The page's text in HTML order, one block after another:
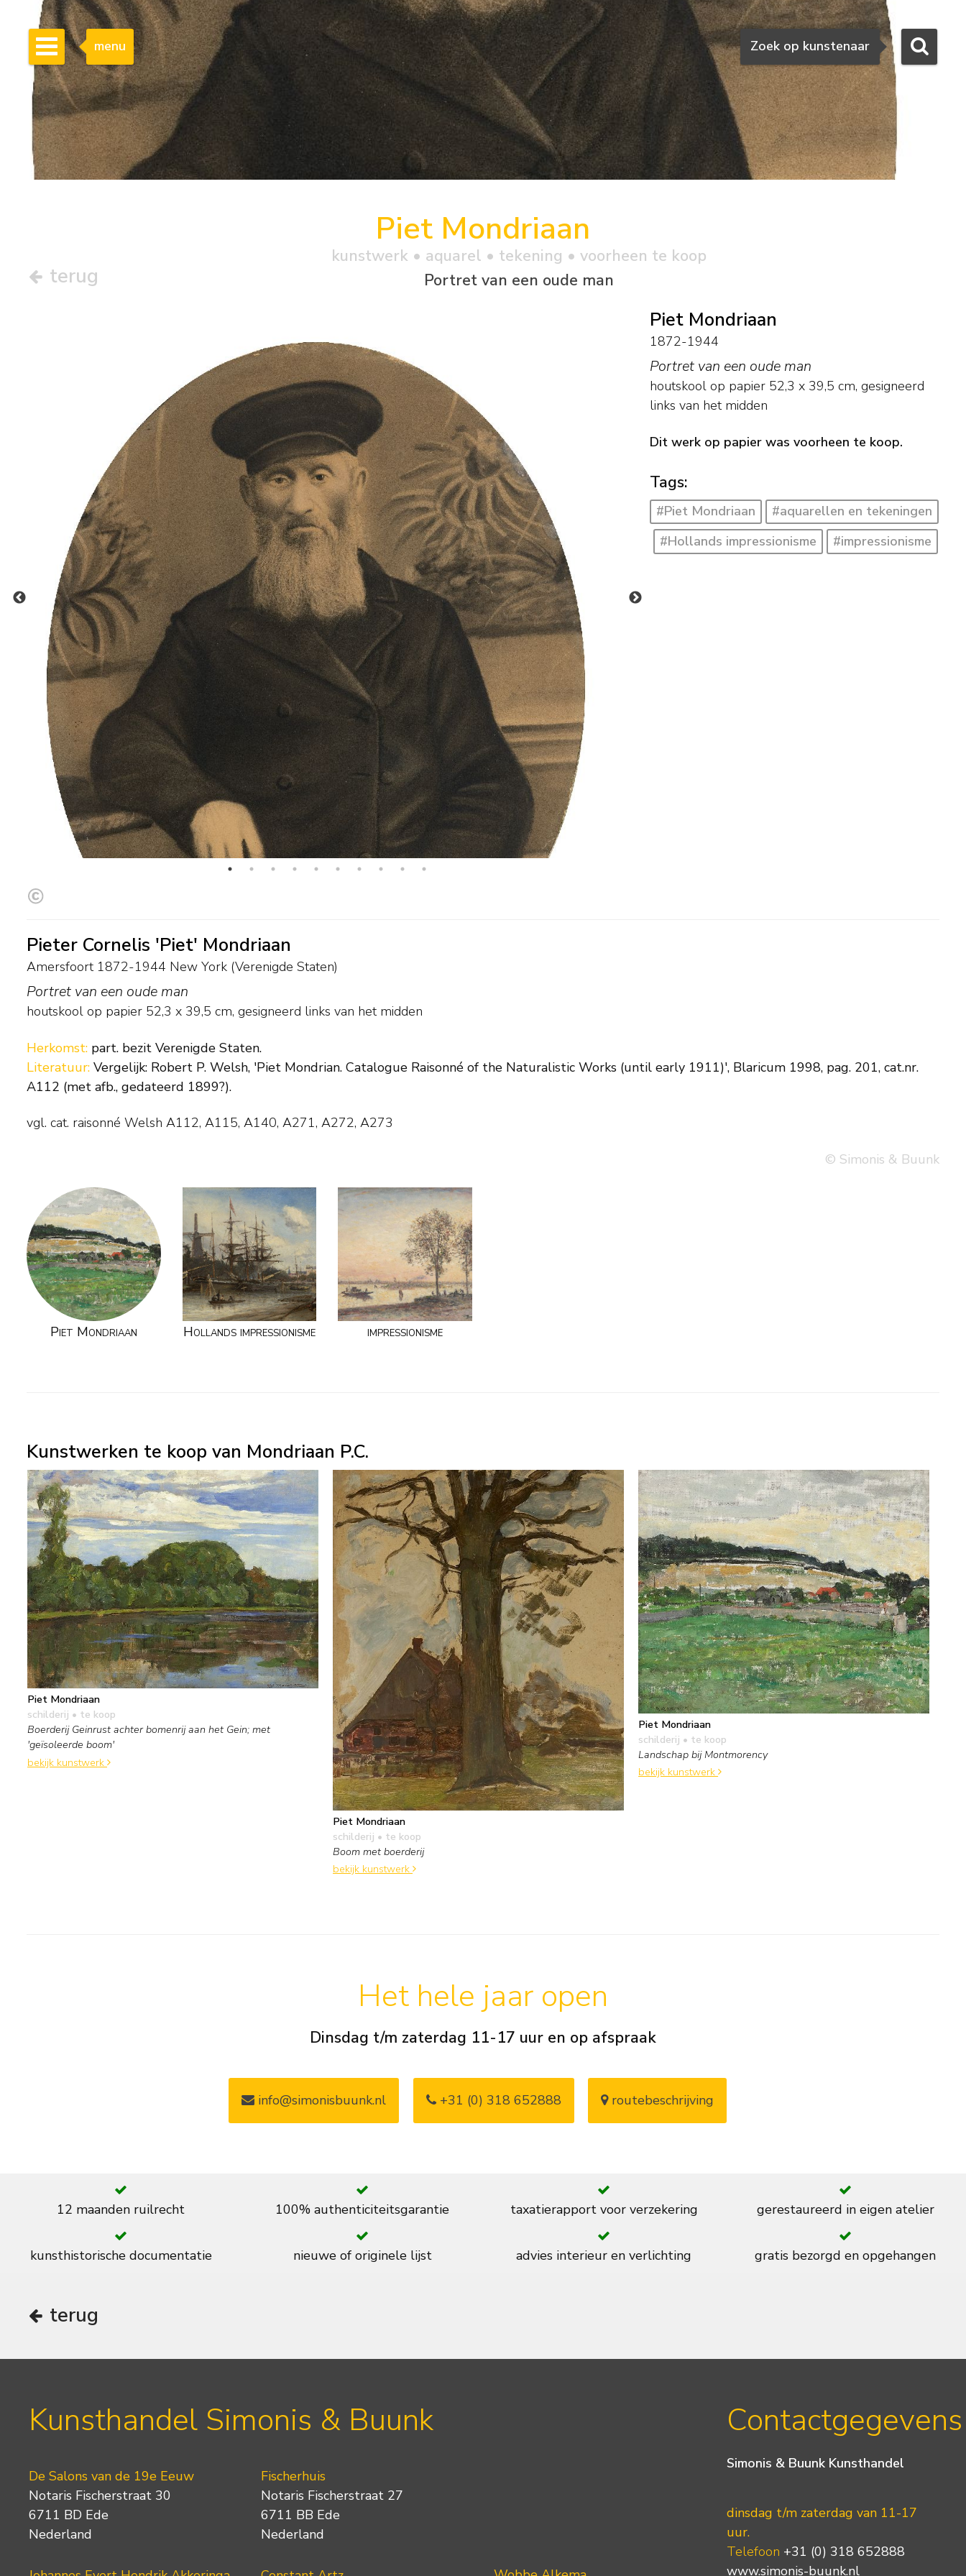
Zoeken
Zoek op kunstenaar
menu
terug
Piet Mondriaan
kunstwerk • aquarel • tekening • voorheen te koop
Portret van een oude man
Piet Mondriaan
1872-1944
Portret van een oude man
houtskool op papier 52,3 x 39,5 cm, gesigneerd
links van het midden
Dit werk op papier was voorheen te koop.
Tags:
#Piet Mondriaan
#aquarellen en tekeningen
#Hollands impressionisme
#impressionisme
Pieter Cornelis 'Piet' Mondriaan
Amersfoort 1872-1944 New York (Verenigde Staten)
Portret van een oude man
houtskool op papier 52,3 x 39,5 cm, gesigneerd links van het midden
Herkomst: part. bezit Verenigde Staten.
Literatuur: Vergelijk: Robert P. Welsh, 'Piet Mondrian. Catalogue Raisonné of the Naturalistic Works (until early 1911)', Blaricum 1998, pag. 201, cat.nr.
A112 (met afb., gedateerd 1899?).
vgl. cat. raisonné Welsh A112, A115, A140, A271, A272, A273
© Simonis & Buunk
Piet Mondriaan Hollands impressionisme impressionisme
Kunstwerken te koop van Mondriaan P.C.
Piet Mondriaan
schilderij • te koop
Boerderij Geinrust achter bomenrij aan het Gein; met
'geïsoleerde boom'
bekijk kunstwerk
Piet Mondriaan
schilderij • te koop
Boom met boerderij
bekijk kunstwerk
Piet Mondriaan
schilderij • te koop
Landschap bij Montmorency
bekijk kunstwerk
Het hele jaar open
Dinsdag t/m zaterdag 11-17 uur en op afspraak
info@simonisbuunk.nl +31 (0) 318 652888 routebeschrijving
12 maanden ruilrecht 100% authenticiteitsgarantie taxatierapport voor verzekering gerestaureerd in eigen atelier
kunsthistorische documentatie nieuwe of originele lijst advies interieur en verlichting gratis bezorgd en opgehangen
terug
Kunsthandel Simonis & Buunk
De Salons van de 19e Eeuw
Notaris Fischerstraat 30
6711 BD Ede
Nederland
Fischerhuis
Notaris Fischerstraat 27
6711 BB Ede
Nederland
Contactgegevens
Simonis & Buunk Kunsthandel
dinsdag t/m zaterdag van 11-17
uur.
Telefoon +31 (0) 318 652888
www.simonis-buunk.nl